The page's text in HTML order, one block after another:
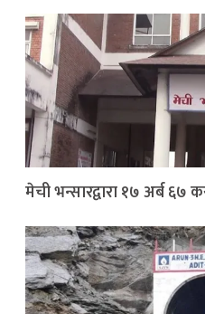
मेची भन्सारद्वारा १७ अर्ब ६७